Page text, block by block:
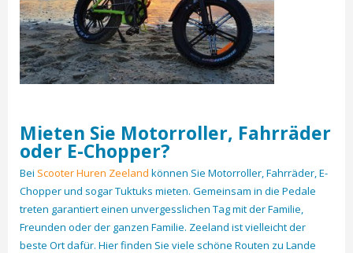
Mieten Sie Motorroller, Fahrräder
oder E-Chopper?
Bei Scooter Huren Zeeland können Sie Motorroller, Fahrräder, E-
Chopper und sogar Tuktuks mieten. Gemeinsam in die Pedale
treten garantiert einen unvergesslichen Tag mit der Familie,
Freunden oder der ganzen Familie. Zeeland ist vielleicht der
beste Ort dafür. Hier finden Sie viele schöne Routen zu Lande